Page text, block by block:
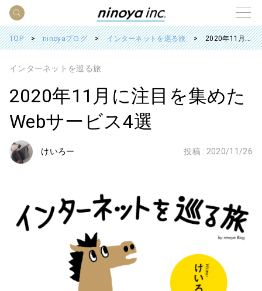
TOP ninoyaブログ インターネットを巡る旅 2020年11月に注目を集めたWebサービス4選
インターネットを巡る旅
2020年11月に注目を集めた
Webサービス4選
けいろー 投稿 : 2020/11/26